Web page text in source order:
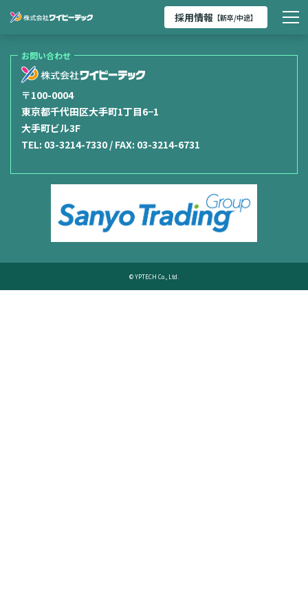
採用情報 【新卒/中途】
お問い合わせ
〒100-0004
東京都千代田区大手町1丁目6−1
大手町ビル3F
TEL: 03-3214-7330 / FAX: 03-3214-6731
© YPTECH Co., Ltd.